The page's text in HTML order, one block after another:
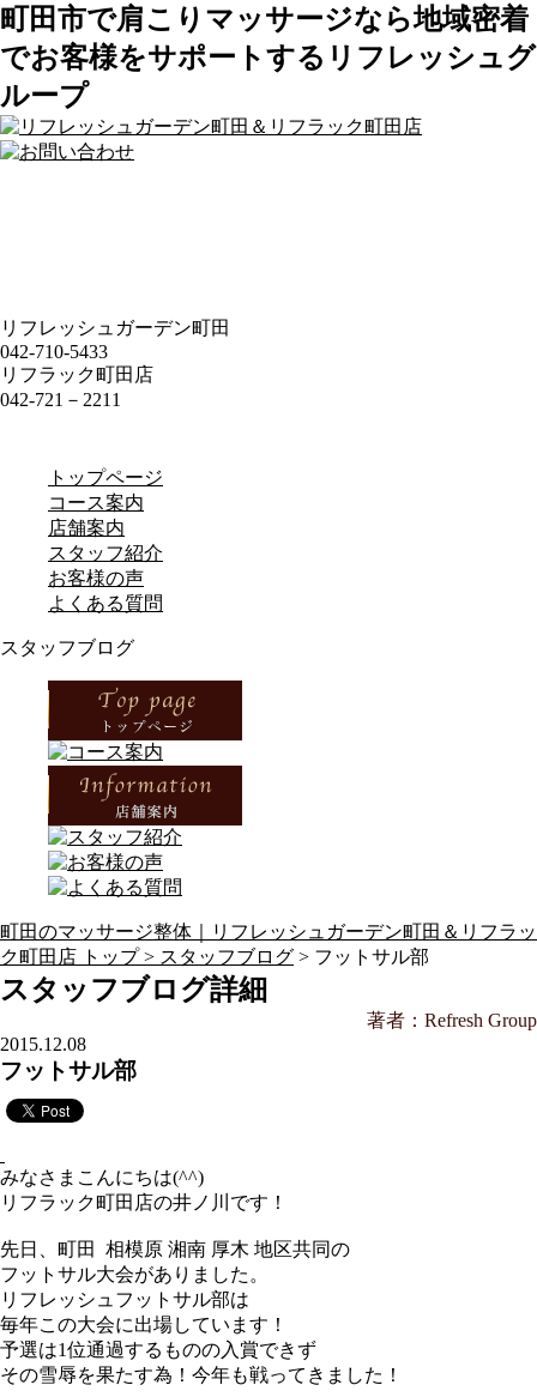
町田市で肩こりマッサージなら地域密着
でお客様をサポートするリフレッシュグ
ループ
リフレッシュガーデン町田
042-710-5433
リフラック町田店
042-721－2211
トップページ
コース案内
店舗案内
スタッフ紹介
お客様の声
よくある質問
スタッフブログ
町田のマッサージ整体｜リフレッシュガーデン町田＆リフラッ
ク町田店 トップ > スタッフブログ > フットサル部
スタッフブログ詳細
著者：Refresh Group
2015.12.08
フットサル部
みなさまこんにちは(^^)
リフラック町田店の井ノ川です！
先日、町田 相模原 湘南 厚木 地区共同の
フットサル大会がありました。
リフレッシュフットサル部は
毎年この大会に出場しています！
予選は1位通過するものの入賞できず
その雪辱を果たす為！今年も戦ってきました！